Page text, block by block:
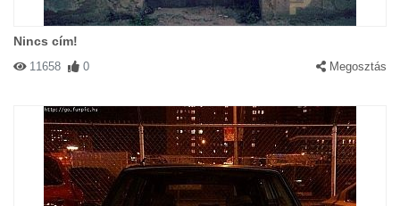
Nincs cím!
11658 0 Megosztás